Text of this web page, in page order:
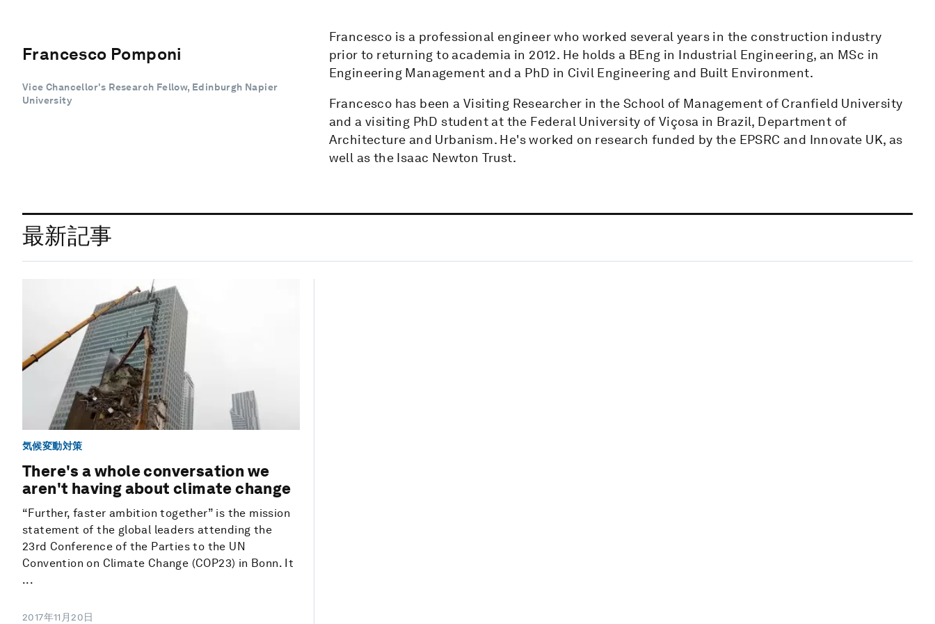
Francesco Pomponi
Vice Chancellor's Research Fellow, Edinburgh Napier
University
Francesco is a professional engineer who worked several years in the construction industry
prior to returning to academia in 2012. He holds a BEng in Industrial Engineering, an MSc in
Engineering Management and a PhD in Civil Engineering and Built Environment.
Francesco has been a Visiting Researcher in the School of Management of Cranfield University
and a visiting PhD student at the Federal University of Viçosa in Brazil, Department of
Architecture and Urbanism. He's worked on research funded by the EPSRC and Innovate UK, as
well as the Isaac Newton Trust.
最新記事
気候変動対策
There's a whole conversation we
aren't having about climate change
“Further, faster ambition together” is the mission
statement of the global leaders attending the
23rd Conference of the Parties to the UN
Convention on Climate Change (COP23) in Bonn. It
...
2017年11月20日